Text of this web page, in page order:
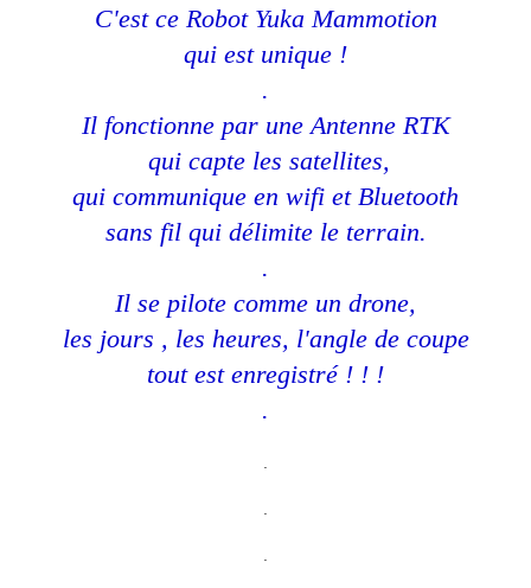
C'est ce Robot Yuka Mammotion
qui est unique !
.
Il fonctionne par une Antenne RTK
qui capte les satellites,
qui communique en wifi et Bluetooth
sans fil qui délimite le terrain.
.
Il se pilote comme un drone,
les jours , les heures, l'angle de coupe
tout est enregistré ! ! !
.